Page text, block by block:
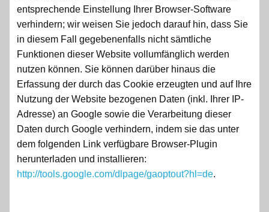
entsprechende Einstellung Ihrer Browser-Software
verhindern; wir weisen Sie jedoch darauf hin, dass Sie
in diesem Fall gegebenenfalls nicht sämtliche
Funktionen dieser Website vollumfänglich werden
nutzen können. Sie können darüber hinaus die
Erfassung der durch das Cookie erzeugten und auf Ihre
Nutzung der Website bezogenen Daten (inkl. Ihrer IP-
Adresse) an Google sowie die Verarbeitung dieser
Daten durch Google verhindern, indem sie das unter
dem folgenden Link verfügbare Browser-Plugin
herunterladen und installieren:
http://tools.google.com/dlpage/gaoptout?hl=de.